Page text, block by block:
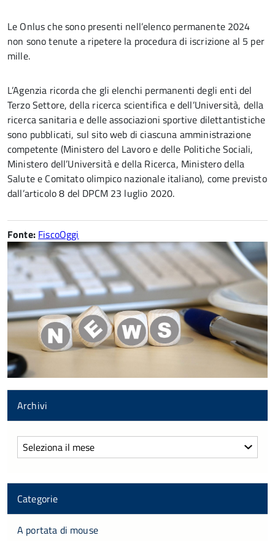
Le Onlus che sono presenti nell’elenco permanente 2024
non sono tenute a ripetere la procedura di iscrizione al 5 per
mille.
L’Agenzia ricorda che gli elenchi permanenti degli enti del
Terzo Settore, della ricerca scientifica e dell’Università, della
ricerca sanitaria e delle associazioni sportive dilettantistiche
sono pubblicati, sul sito web di ciascuna amministrazione
competente (Ministero del Lavoro e delle Politiche Sociali,
Ministero dell’Università e della Ricerca, Ministero della
Salute e Comitato olimpico nazionale italiano), come previsto
dall’articolo 8 del DPCM 23 luglio 2020.
Fonte: FiscoOggi
Archivi
Archivi
Categorie
A portata di mouse